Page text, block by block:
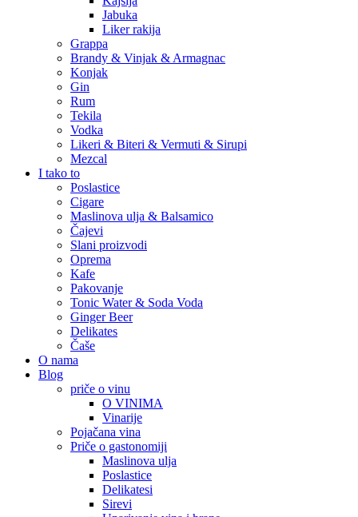
Jabuka
Liker rakija
Grappa
Brandy & Vinjak & Armagnac
Konjak
Gin
Rum
Tekila
Vodka
Likeri & Biteri & Vermuti & Sirupi
Mezcal
I tako to
Poslastice
Cigare
Maslinova ulja & Balsamico
Čajevi
Slani proizvodi
Oprema
Kafe
Pakovanje
Tonic Water & Soda Voda
Ginger Beer
Delikates
Čaše
O nama
Blog
priče o vinu
O VINIMA
Vinarije
Pojačana vina
Priče o gastonomiji
Maslinova ulja
Poslastice
Delikatesi
Sirevi